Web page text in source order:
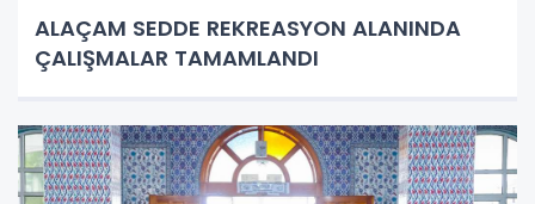
ALAÇAM SEDDE REKREASYON ALANINDA
ÇALIŞMALAR TAMAMLANDI